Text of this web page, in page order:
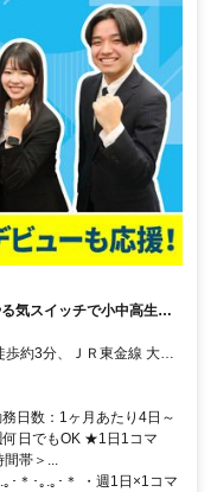
気スイッチで小中高生と
約3分、ＪＲ東金線 大網
約28分
日数：1ヶ月あたり4日～
日でもOK ★1日1コマ
間帯＞...
･＊･｡.｡･＊ ・週1日×1コマ